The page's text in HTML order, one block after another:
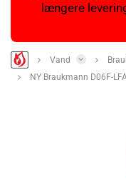
længere
Vand
NY Braukmann D06F-